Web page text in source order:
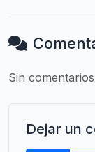
Sin
Dejar un